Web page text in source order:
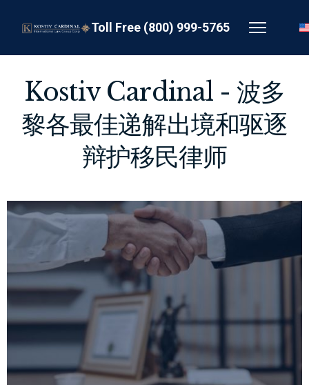
Toll Free (800) 999-5765
Kostiv Cardinal - 波多
黎各最佳递解出境和驱逐
辩护移民律师